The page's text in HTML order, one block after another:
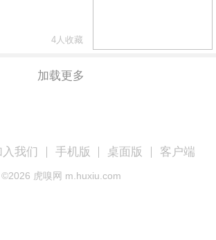
4人收藏
加载更多
入我们 手机版 桌面版 客户端
©2026 虎嗅网 m.huxiu.com